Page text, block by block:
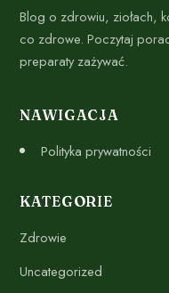
Blog o zdrowiu, ziołach,
co zdrowe. Poczytaj
preparaty zażywać.
NAWIGACJA
Polityka prywatności
KATEGORIE
Zdrowie
Uncategorized